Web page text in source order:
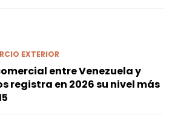
EXTERIOR
entre Venezuela y
registra en 2026 su nivel más